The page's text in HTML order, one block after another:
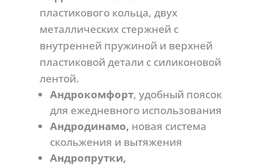
пластикового кольца, двух
металлических стержней с
внутренней пружиной и верхней
пластиковой детали с силиконовой
лентой.
Андрокомфорт, удобный поясок
для ежедневного использования
Андродинамо, новая система
скольжения и вытяжения
Андропрутки,